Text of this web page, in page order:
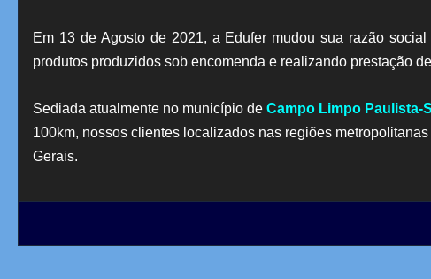
Em 13 de Agosto de 2021, a Edufer mudou sua razão social
produtos produzidos sob encomenda e realizando prestação
Sediada atualmente no município de Campo Limpo Paulista-
100km, nossos clientes localizados nas regiões
Gerais.